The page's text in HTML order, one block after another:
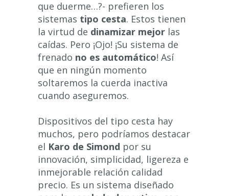
que duerme…?- prefieren los
sistemas tipo cesta. Estos tienen
la virtud de dinamizar mejor las
caídas. Pero ¡Ojo! ¡Su sistema de
frenado no es automático! Así
que en ningún momento
soltaremos la cuerda inactiva
cuando aseguremos.
Dispositivos del tipo cesta hay
muchos, pero podríamos destacar
el Karo de Simond por su
innovación, simplicidad, ligereza e
inmejorable relación calidad
precio. Es un sistema diseñado